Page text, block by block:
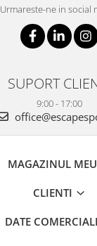
Urmareste-ne in social
SUPORT
9:00 - 17:00
MAGAZINUL MEU
CLIENTI
DATE